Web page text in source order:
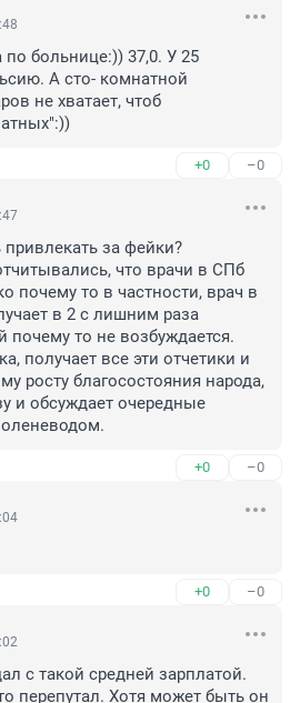
по больнице:)) 37,0. У 25
А сто- комнатной
не хватает, чтоб
+0 –0
за фейки?
что врачи в СПб
почему то в частности, врач в
в 2 с лишним раза
почему то не возбуждается.
получает все эти отчетики и
росту благосостояния народа,
и обсуждает очередные
+0 –0
+0 –0
с такой средней зарплатой.
перепутал. Хотя может быть он